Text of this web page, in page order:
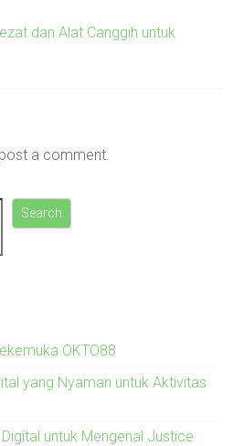
dan Alat Canggih untuk
a comment.
Search
OKTO88
yang Nyaman untuk Aktivitas
untuk Mengenal Justice